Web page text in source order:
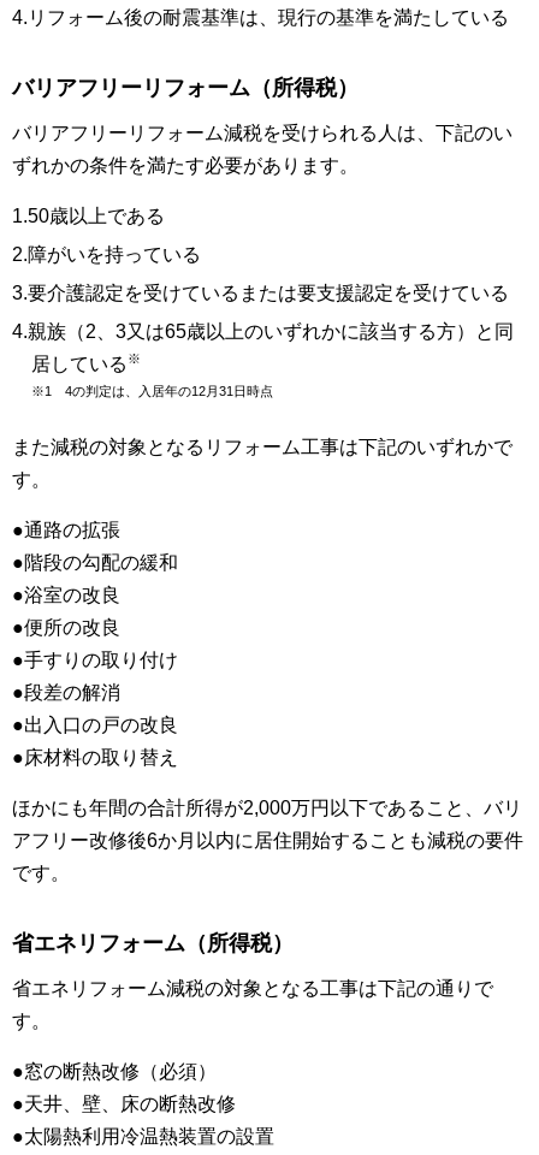
4.リフォーム後の耐震基準は、現行の基準を満たしている
バリアフリーリフォーム（所得税）
バリアフリーリフォーム減税を受けられる人は、下記のい
ずれかの条件を満たす必要があります。
1.50歳以上である
2.障がいを持っている
3.要介護認定を受けているまたは要支援認定を受けている
4.親族（2、3又は65歳以上のいずれかに該当する方）と同
居している ※
※1 4の判定は、入居年の12月31日時点
また減税の対象となるリフォーム工事は下記のいずれかで
す。
●通路の拡張
●階段の勾配の緩和
●浴室の改良
●便所の改良
●手すりの取り付け
●段差の解消
●出入口の戸の改良
●床材料の取り替え
ほかにも年間の合計所得が2,000万円以下であること、バリ
アフリー改修後6か月以内に居住開始することも減税の要件
です。
省エネリフォーム（所得税）
省エネリフォーム減税の対象となる工事は下記の通りで
す。
●窓の断熱改修（必須）
●天井、壁、床の断熱改修
●太陽熱利用冷温熱装置の設置